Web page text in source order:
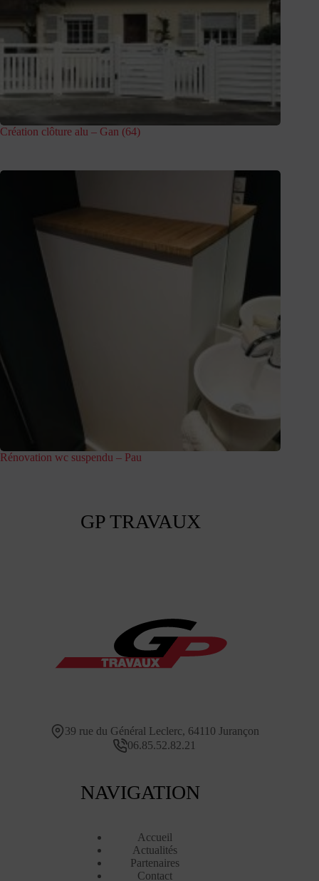
Création clôture alu – Gan (64)
Rénovation wc suspendu – Pau
GP TRAVAUX
39 rue du Général Leclerc, 64110 Jurançon
06.85.52.82.21
NAVIGATION
Accueil
Actualités
Partenaires
Contact